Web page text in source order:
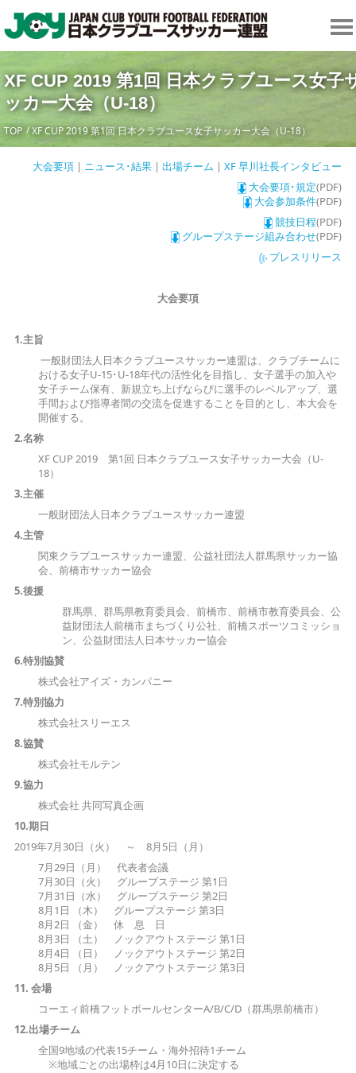
XF CUP 2019 第1回 日本クラブユース女子
ッカー大会（U-18）
TOP XF CUP 2019 第1回 日本クラブユース女子サッカー大会（U-18）
大会要項| ニュース･結果| 出場チーム | XF 早川社長インタビュー
大会要項･規定(PDF)
大会参加条件(PDF)
競技日程(PDF)
グループステージ組み合わせ(PDF)
プレスリリース
大会要項
1.主旨
一般財団法人日本クラブユースサッカー連盟は、クラブチームに
おける女子U-15･U-18年代の活性化を目指し、女子選手の加入や
女子チーム保有、新規立ち上げならびに選手のレベルアップ、選
手間および指導者間の交流を促進することを目的とし、本大会を
開催する。
2.名称
XF CUP 2019 第1回 日本クラブユース女子サッカー大会（U-
18）
3.主催
一般財団法人日本クラブユースサッカー連盟
4.主管
関東クラブユースサッカー連盟、公益社団法人群馬県サッカー協
会、前橋市サッカー協会
5.後援
群馬県、群馬県教育委員会、前橋市、前橋市教育委員会、公
益財団法人前橋市まちづくり公社、前橋スポーツコミッショ
ン、公益財団法人日本サッカー協会
6.特別協賛
株式会社アイズ・カンパニー
7.特別協力
株式会社スリーエス
8.協賛
株式会社モルテン
9.協力
株式会社 共同写真企画
10.期日
2019年7月30日（火） ～ 8月5日（月）
7月29日（月） 代表者会議
7月30日（火） グループステージ 第1日
7月31日（水） グループステージ 第2日
8月1日 （木） グループステージ 第3日
8月2日 （金） 休 息 日
8月3日 （土） ノックアウトステージ 第1日
8月4日 （日） ノックアウトステージ 第2日
8月5日 （月） ノックアウトステージ 第3日
11. 会場
コーエィ前橋フットボールセンターA/B/C/D（群馬県前橋市）
12.出場チーム
全国9地域の代表15チーム・海外招待1チーム
※地域ごとの出場枠は4月10日に決定する